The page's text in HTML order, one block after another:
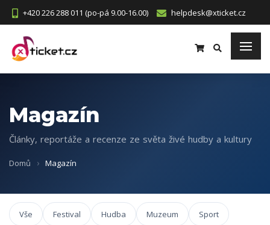
+420 226 288 011 (po-pá 9.00-16.00) helpdesk@xticket.cz
Magazín
Články, reportáže a recenze ze světa živé hudby a kultury
Domů Magazín
Vše Festival Hudba Muzeum Sport